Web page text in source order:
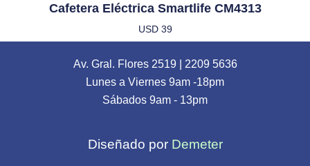
Cafetera Eléctrica Smartlife CM4313
USD39
Av. Gral. Flores 2519| 2209 5636
Lunes a Viernes 9am -18pm
Sábados 9am - 13pm
Diseñado por Demeter